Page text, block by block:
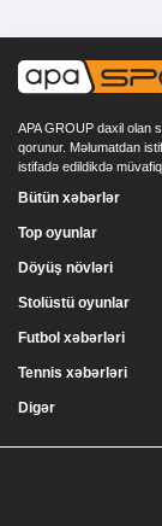
APA GROUP daxil olan
qorunur. Məlumatdan
istifadə edildikdə
Bütün xəbərlər
Top oyunlar
Döyüş növləri
Stolüstü oyunlar
Futbol xəbərləri
Tennis xəbərləri
Digər